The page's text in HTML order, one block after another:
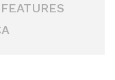
FEATURES